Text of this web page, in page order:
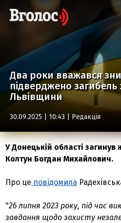
Два роки вважався
підверджено загибель
Львівщини
30.09.2025 | 10:43 | Редакція
У Донецькій області загинув
Колтун Богдан Михайлович.
Про це повідомила
"26 липня 2023 року, під час
завдання щодо захисту